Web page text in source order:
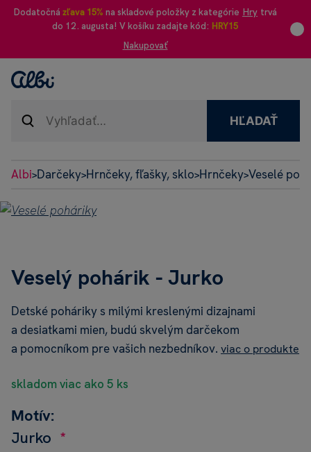
Dodatočná zľava 15% na skladové položky z kategórie Hry trvá
do 12. augusta! V košíku zadajte kód: HRY15
Nakupovať
HĽADAŤ
Albi>Darčeky>Hrnčeky, fľašky, sklo>Hrnčeky>Veselé
Veselý pohárik - Jurko
Detské poháriky s milými kreslenými dizajnami
a desiatkami mien, budú skvelým darčekom
a pomocníkom pre vašich nezbedníkov. viac o produkte
skladom viac ako 5 ks
Motív:
Jurko